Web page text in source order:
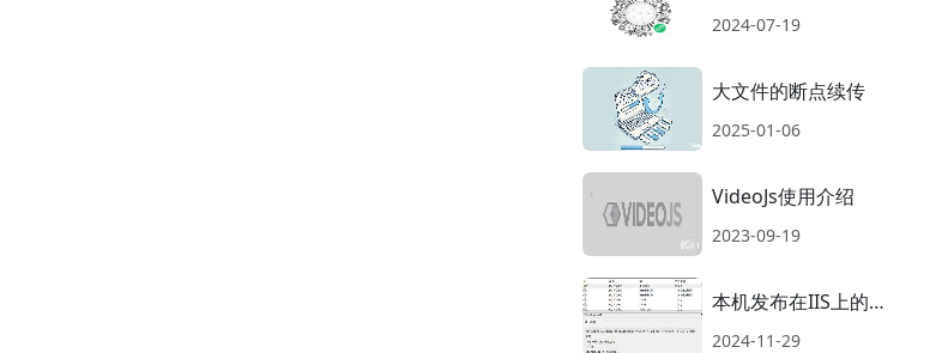
扫码登录
2024-07-19
大文件的断点续传
2025-01-06
VideoJs使用介绍
2023-09-19
本机发布在IIS上的网
站突然不能访问了，
2024-11-29